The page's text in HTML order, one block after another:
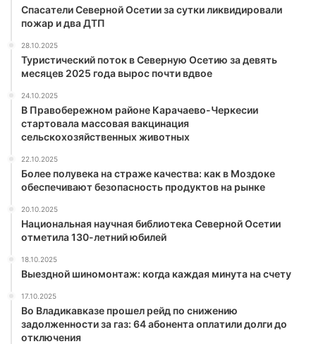
Спасатели Северной Осетии за сутки ликвидировали
пожар и два ДТП
28.10.2025
Туристический поток в Северную Осетию за девять
месяцев 2025 года вырос почти вдвое
24.10.2025
В Правобережном районе Карачаево-Черкесии
стартовала массовая вакцинация
сельскохозяйственных животных
22.10.2025
Более полувека на страже качества: как в Моздоке
обеспечивают безопасность продуктов на рынке
20.10.2025
Национальная научная библиотека Северной Осетии
отметила 130-летний юбилей
18.10.2025
Выездной шиномонтаж: когда каждая минута на счету
17.10.2025
Во Владикавказе прошел рейд по снижению
задолженности за газ: 64 абонента оплатили долги до
отключения